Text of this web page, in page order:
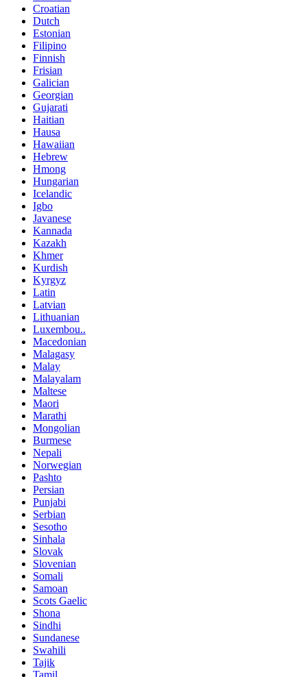
Croatian
Dutch
Estonian
Filipino
Finnish
Frisian
Galician
Georgian
Gujarati
Haitian
Hausa
Hawaiian
Hebrew
Hmong
Hungarian
Icelandic
Igbo
Javanese
Kannada
Kazakh
Khmer
Kurdish
Kyrgyz
Latin
Latvian
Lithuanian
Luxembou..
Macedonian
Malagasy
Malay
Malayalam
Maltese
Maori
Marathi
Mongolian
Burmese
Nepali
Norwegian
Pashto
Persian
Punjabi
Serbian
Sesotho
Sinhala
Slovak
Slovenian
Somali
Samoan
Scots Gaelic
Shona
Sindhi
Sundanese
Swahili
Tajik
Tamil